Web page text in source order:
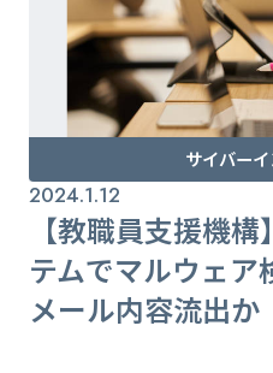
サイバー
2024.1.12
【教職員支援機
テムでマルウェ
メール内容流出か